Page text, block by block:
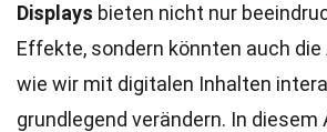
Displays bieten nicht nur
Effekte, sondern könnten auch die
wie wir mit digitalen Inhalten
grundlegend verändern. In